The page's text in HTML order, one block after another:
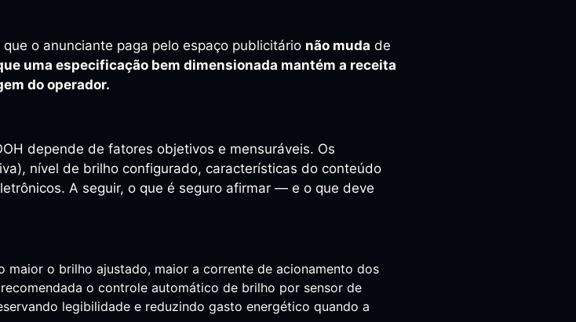
o anunciante paga pelo espaço publicitário não muda de
uma especificação bem dimensionada mantém a receita
do operador.
depende de fatores objetivos e mensuráveis. Os
nível de brilho configurado, características do conteúdo
A seguir, o que é seguro afirmar — e o que deve
maior o brilho ajustado, maior a corrente de acionamento dos
o controle automático de brilho por sensor de
legibilidade e reduzindo gasto energético quando a